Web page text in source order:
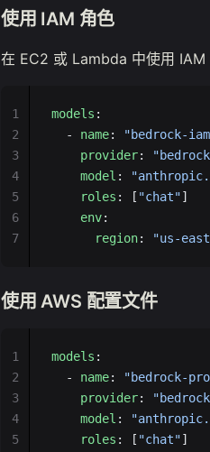
使用 IAM 角色
在 EC2 或 Lambda 中使用 IAM
models :
  -
name:
"bedrock-
    provider
:
    model
:
    roles
: [ "chat"]
    env
:
      region
: "us-
1
2
3
4
5
6
7
使用 AWS 配置文件
models :
  -
name:
"bedrock-
    provider
:
    model
:
    roles
: [ "chat"]
1
2
3
4
5